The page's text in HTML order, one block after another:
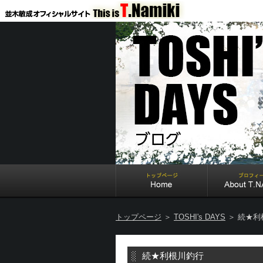
トップページ ＞ TOSHI's DAYS ＞ 続★利
続★利根川釣行